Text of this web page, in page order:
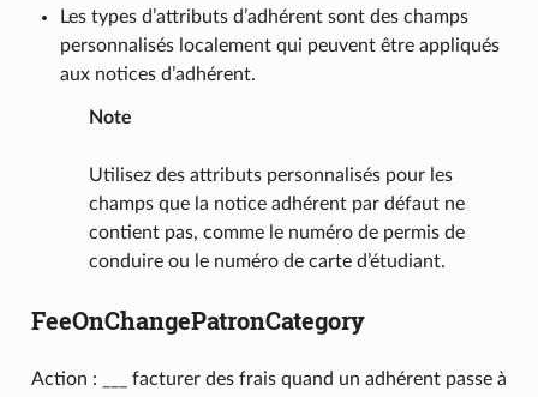
Les types d’attributs d’adhérent sont des champs
personnalisés localement qui peuvent être appliqués
aux notices d’adhérent.
Note
Utilisez des attributs personnalisés pour les
champs que la notice adhérent par défaut ne
contient pas, comme le numéro de permis de
conduire ou le numéro de carte d’étudiant.
FeeOnChangePatronCategory
Action : ___ facturer des frais quand un adhérent passe à